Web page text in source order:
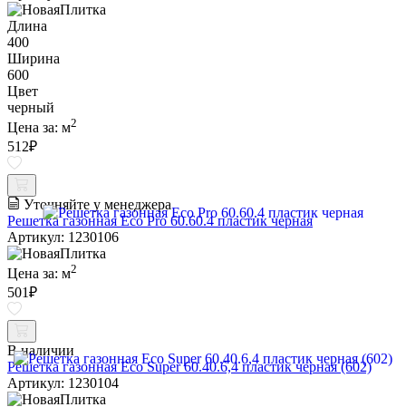
Длина
400
Ширина
600
Цвет
черный
Цена за: м2
512₽
Уточняйте у менеджера
Решетка газонная Eco Pro 60.60.4 пластик черная
Артикул: 1230106
Цена за: м2
501₽
В наличии
Решетка газонная Eco Super 60.40.6,4 пластик черная (602)
Артикул: 1230104